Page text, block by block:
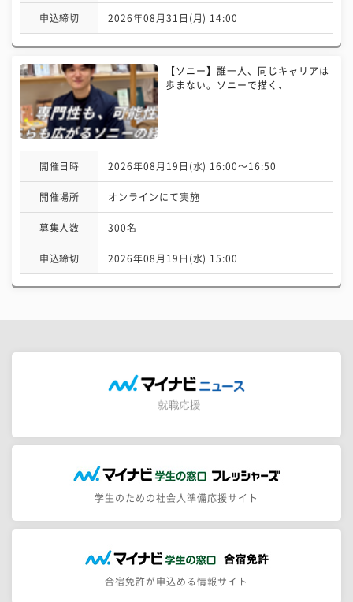
申込締切 2026年08月31日(月) 14:00
【ソニー】誰一人、同じキャリアは
歩まない。ソニーで描く、
開催日時 2026年08月19日(水) 16:00〜16:50
開催場所 オンラインにて実施
募集人数 300名
申込締切 2026年08月19日(水) 15:00
学生のための社会人準備応援サイト
合宿免許が申込める情報サイト